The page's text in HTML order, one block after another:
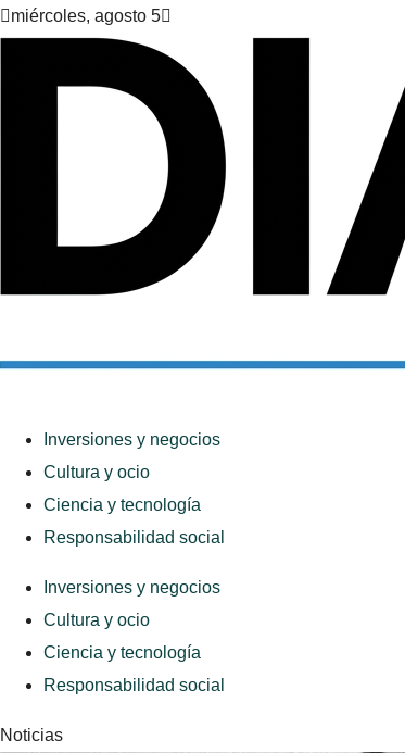
miércoles, agosto 5
Inversiones y negocios
Cultura y ocio
Ciencia y tecnología
Responsabilidad social
Inversiones y negocios
Cultura y ocio
Ciencia y tecnología
Responsabilidad social
Noticias